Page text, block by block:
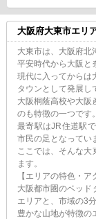
大阪府大東市エリ
大東市は、大阪府北
平安時代から大阪と
現代に入ってからは
タウンとして発展し
大阪桐蔭高校や大阪
のも特徴の一つです。
最寄駅はJR住道駅
市民の足となってい
ここでは、そんな大
ます。
【エリアの特色・ア
大阪都市圏のベッド
エリアと、市域の3
豊かな山地が特徴の